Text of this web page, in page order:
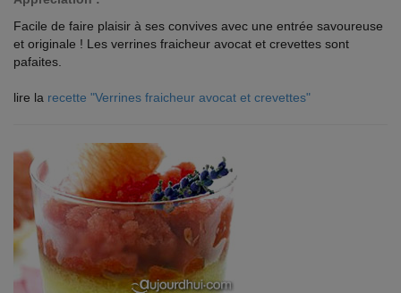
Facile de faire plaisir à ses convives avec une entrée savoureuse
et originale ! Les verrines fraicheur avocat et crevettes sont
pafaites.
lire la recette "Verrines fraicheur avocat et crevettes"